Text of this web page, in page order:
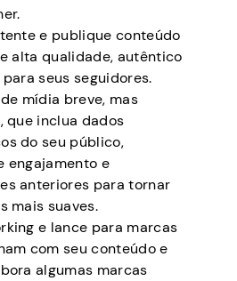
e publique conteúdo
alta qualidade, autêntico
seus seguidores.
mídia breve, mas
que inclua dados
do seu público,
engajamento e
anteriores para tornar
mais suaves.
e lance para marcas
com seu conteúdo e
algumas marcas